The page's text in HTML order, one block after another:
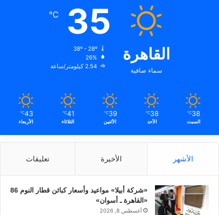
القاهرة
سماء صافية
35
℃
26%
2.54 كيلومتر/ساعة
38
℃
السبت
38
℃
الأحد
39
℃
الأثنين
41
℃
الثلاثاء
43
℃
الأربعاء
الأشهر الأخيرة تعليقات
«شركة أبيلا» مواعيد وأسعار كبائن قطار النوم 86
«القاهرة ـ أسوان»
أغسطس 8, 2026